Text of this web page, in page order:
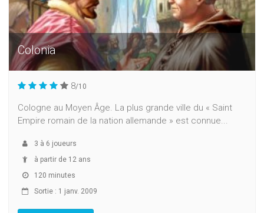
Colonia
8/10
Cologne au Moyen Âge. La plus grande ville du « Saint
Empire romain de la nation allemande » est connue...
3 à 6 joueurs
à partir de 12 ans
120 minutes
Sortie : 1 janv. 2009